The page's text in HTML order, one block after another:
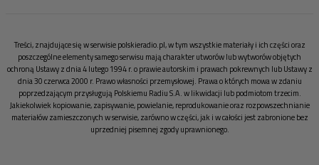
Treści, znajdujące się w serwisie polskieradio.pl, w tym wszystkie materiały i ich części oraz
poszczególne elementy samego serwisu mają charakter utworów lub wytworów objętych
ochroną Ustawy z dnia 4 lutego 1994 r. o prawie autorskim i prawach pokrewnych lub Ustawy z
dnia 30 czerwca 2000 r. Prawo własności przemysłowej. Prawa o których mowa w zdaniu
poprzedzającym przysługują Polskiemu Radiu S.A. w likwidacji lub podmiotom trzecim.
Jakiekolwiek kopiowanie, zapisywanie, powielanie, reprodukowanie oraz rozpowszechnianie
materiałów zamieszczonych w serwisie, zarówno w części, jak i w całości jest zabronione bez
uprzedniej pisemnej zgody uprawnionego.